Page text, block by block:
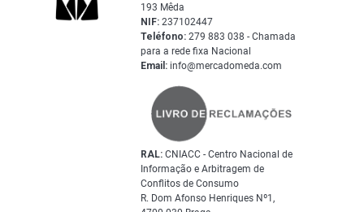
193 Mêda
NIF: 237102447
Teléfono: 279 883 038 - Chamada
para a rede fixa Nacional
Email: info@mercadomeda.com
RAL: CNIACC - Centro Nacional de
Informação e Arbitragem de
Conflitos de Consumo
R. Dom Afonso Henriques Nº1,